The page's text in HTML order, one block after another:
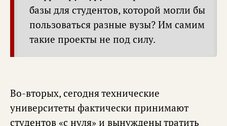
базы для студентов, которой могли бы
пользоваться разные вузы? Им самим
такие проекты не под силу.
Во-вторых, сегодня технические
университеты фактически принимают
студентов «с нуля» и вынуждены тратить